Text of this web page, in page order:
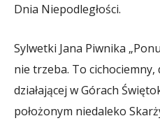
Dnia Niepodległości.
Sylwetki Jana Piwnika
nie trzeba. To
działającej w Górach
położonym niedaleko